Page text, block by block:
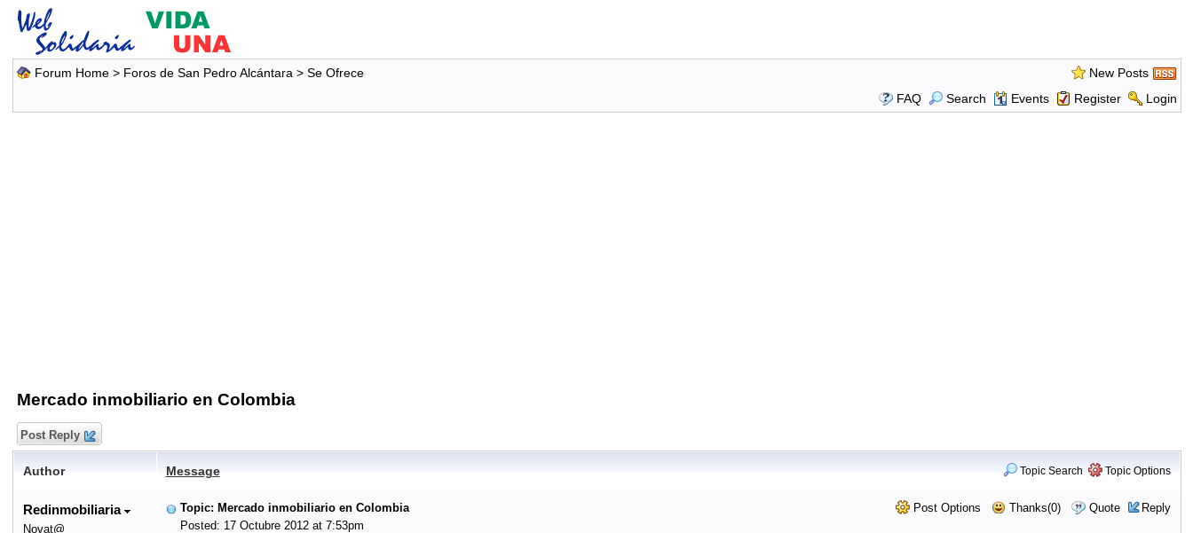
Forum Home> Foros de San Pedro Alcántara > Se Ofrece
New Posts
FAQ
Search Events Register Login
Mercado inmobiliario en Colombia
Post Reply
Author Message Topic Search Topic Options
Redinmobiliaria
Novat@
Post Options Thanks(0) Quote Reply
Topic: Mercado inmobiliario en Colombia
Posted: 17 Octubre 2012 at 7:53pm